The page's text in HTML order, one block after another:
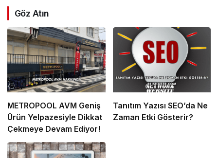
Göz Atın
METROPOOL AVM Geniş
Ürün Yelpazesiyle Dikkat
Çekmeye Devam Ediyor!
Tanıtım Yazısı SEO’da Ne
Zaman Etki Gösterir?